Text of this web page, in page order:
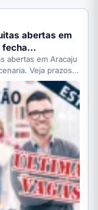
abertas em
fecha…
abertas em Aracaju
Veja prazos: